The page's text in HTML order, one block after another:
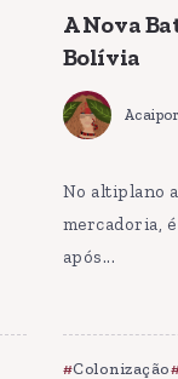
A Nova
Bolívia
No altiplano
mercadoria,
após...
Colonização